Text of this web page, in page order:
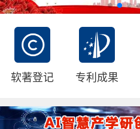
软著登记 专利成果